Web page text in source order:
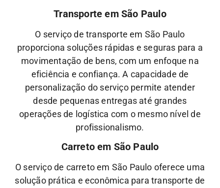
Transporte em São Paulo
O serviço de transporte em São Paulo
proporciona soluções rápidas e seguras para a
movimentação de bens, com um enfoque na
eficiência e confiança. A capacidade de
personalização do serviço permite atender
desde pequenas entregas até grandes
operações de logística com o mesmo nível de
profissionalismo.
Carreto em São Paulo
O serviço de carreto em São Paulo oferece uma
solução prática e econômica para transporte de